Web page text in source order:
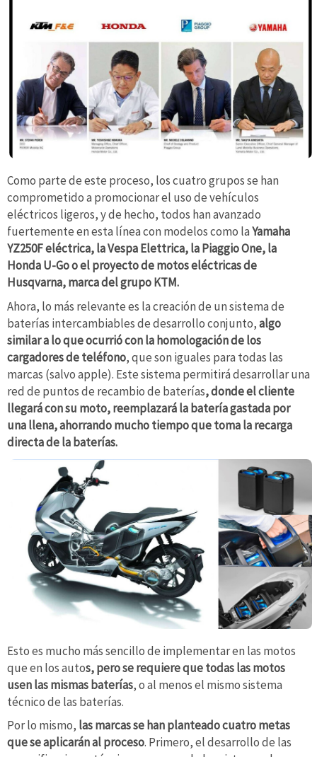
Como parte de este proceso, los cuatro grupos se han
comprometido a promocionar el uso de vehículos
eléctricos ligeros, y de hecho, todos han avanzado
fuertemente en esta línea con modelos como laYamaha
YZ250F eléctrica, la Vespa Elettrica, la Piaggio One, la
Honda U-Go o el proyecto de motos eléctricas de
Husqvarna, marca del grupo KTM.
Ahora, lo más relevante es la creación de un sistema de
baterías intercambiables de desarrollo conjunto,algo
similar a lo que ocurrió con la homologación de los
cargadores de teléfono, que son iguales para todas las
marcas (salvo apple). Este sistema permitirá desarrollar una
red de puntos de recambio de baterías, donde el cliente
llegará con su moto, reemplazará la batería gastada por
una llena, ahorrando mucho tiempo que toma la recarga
directa de la baterías.
Esto es mucho más sencillo de implementar en las motos
que en los autos, pero se requiere que todas las motos
usen las mismas baterías, o al menos el mismo sistema
técnico de las baterías.
Por lo mismo, las marcas se han planteado cuatro metas
que se aplicarán al proceso. Primero, el desarrollo de las